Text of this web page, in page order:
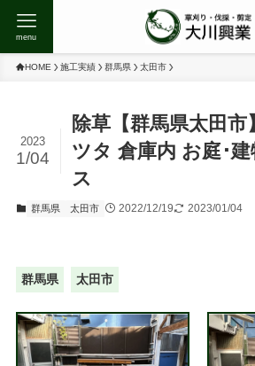
menu
HOME 施工実績 群馬県 太田市
除草【群馬県太田市
ツタ 倉庫内 お庭･
ス
2023
1/04
群馬県 太田市 2022/12/19 2023/01/04
群馬県 太田市